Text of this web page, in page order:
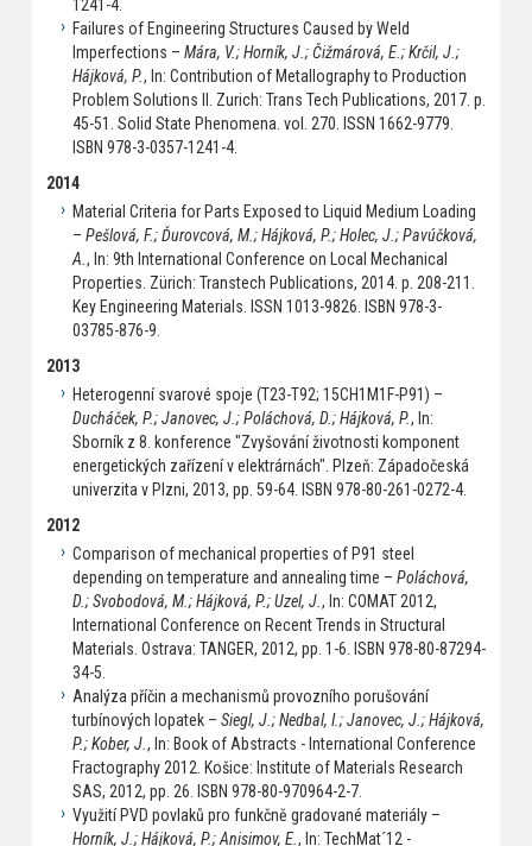
1241-4.
Failures of Engineering Structures Caused by Weld
Imperfections – Mára, V.; Horník, J.; Čižmárová, E.; Krčil, J.;
Hájková, P., In: Contribution of Metallography to Production
Problem Solutions II. Zurich: Trans Tech Publications, 2017. p.
45-51. Solid State Phenomena. vol. 270. ISSN 1662-9779.
ISBN 978-3-0357-1241-4.
2014
Material Criteria for Parts Exposed to Liquid Medium Loading
– Pešlová, F.; Ďurovcová, M.; Hájková, P.; Holec, J.; Pavúčková,
A., In: 9th International Conference on Local Mechanical
Properties. Zürich: Transtech Publications, 2014. p. 208-211.
Key Engineering Materials. ISSN 1013-9826. ISBN 978-3-
03785-876-9.
2013
Heterogenní svarové spoje (T23-T92; 15CH1M1F-P91) –
Ducháček, P.; Janovec, J.; Poláchová, D.; Hájková, P., In:
Sborník z 8. konference "Zvyšování životnosti komponent
energetických zařízení v elektrárnách". Plzeň: Západočeská
univerzita v Plzni, 2013, pp. 59-64. ISBN 978-80-261-0272-4.
2012
Comparison of mechanical properties of P91 steel
depending on temperature and annealing time – Poláchová,
D.; Svobodová, M.; Hájková, P.; Uzel, J., In: COMAT 2012,
International Conference on Recent Trends in Structural
Materials. Ostrava: TANGER, 2012, pp. 1-6. ISBN 978-80-87294-
34-5.
Analýza příčin a mechanismů provozního porušování
turbínových lopatek – Siegl, J.; Nedbal, I.; Janovec, J.; Hájková,
P.; Kober, J., In: Book of Abstracts - International Conference
Fractography 2012. Košice: Institute of Materials Research
SAS, 2012, pp. 26. ISBN 978-80-970964-2-7.
Využití PVD povlaků pro funkčně gradované materiály –
Horník, J.; Hájková, P.; Anisimov, E., In: TechMat´12 -